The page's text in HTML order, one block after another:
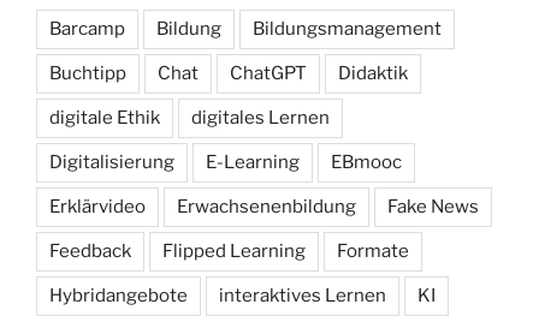
Barcamp Bildung Bildungsmanagement
Buchtipp Chat ChatGPT Didaktik
digitale Ethik digitales Lernen
Digitalisierung E-Learning EBmooc
Erklärvideo Erwachsenenbildung Fake News
Feedback Flipped Learning Formate
Hybridangebote interaktives Lernen KI